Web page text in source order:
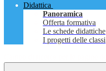
Didattica
Panoramica
Offerta formativa
Le schede didattiche
I progetti delle classi